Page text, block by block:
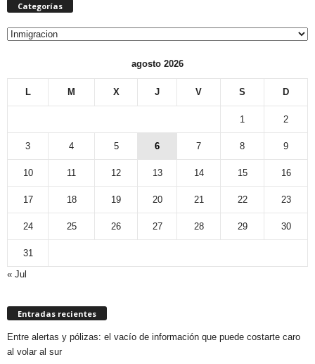
Categorías
Categorías
agosto 2026
L M X J V S D
1 2
3 4 5 6 7 8 9
10 11 12 13 14 15 16
17 18 19 20 21 22 23
24 25 26 27 28 29 30
31
« Jul
Entradas recientes
Entre alertas y pólizas: el vacío de información que puede costarte caro
al volar al sur